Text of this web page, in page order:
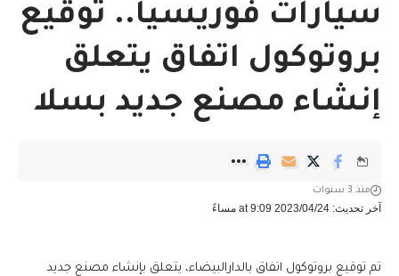
سيارات فوريسيا.. توقيع
بروتوكول اتفاق يتعلق
إنشاء مصنع جديد بسلا
آخر تحديث: 2023/04/24 at 9:09 مساءً
منذ 3 سنوات
تم توقيع بروتوكول اتفاق بالدارالبيضاء، يتعلق بإنشاء مصنع جديد